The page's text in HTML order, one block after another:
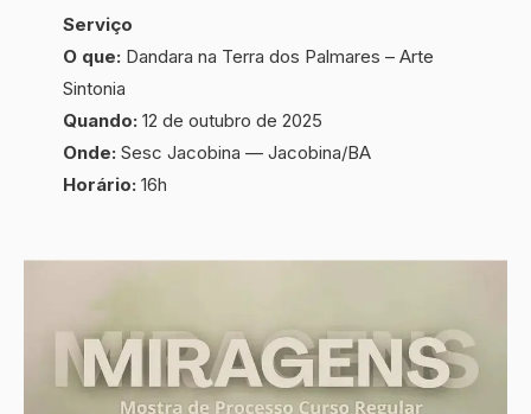
Serviço
O que: Dandara na Terra dos Palmares – Arte
Sintonia
Quando: 12 de outubro de 2025
Onde: Sesc Jacobina — Jacobina/BA
Horário: 16h